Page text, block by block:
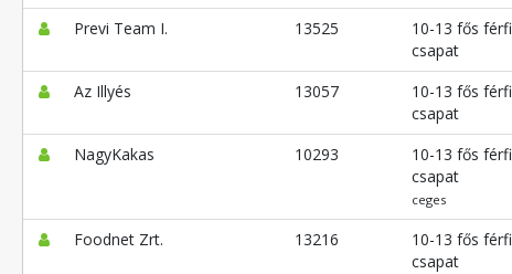
Previ Team I. 13525
10-13 fős férfi
csapat
Az Illyés 13057
10-13 fős férfi
csapat
NagyKakas 10293
10-13 fős férfi
csapat
ceges
Foodnet Zrt. 13216
10-13 fős férfi
csapat